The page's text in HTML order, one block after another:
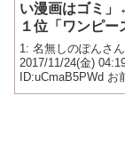
い漫画はゴミ
１位「ワンピー
「コナン」な件
ｗ
1: 名無しのぽんさん
2017/11/24(金)
ID:uCmaB5PWd お
いから複雑な日本
ケーｗｗｗｗｗｗ